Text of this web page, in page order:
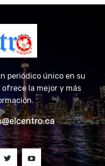
periódico único en su
la mejor y más